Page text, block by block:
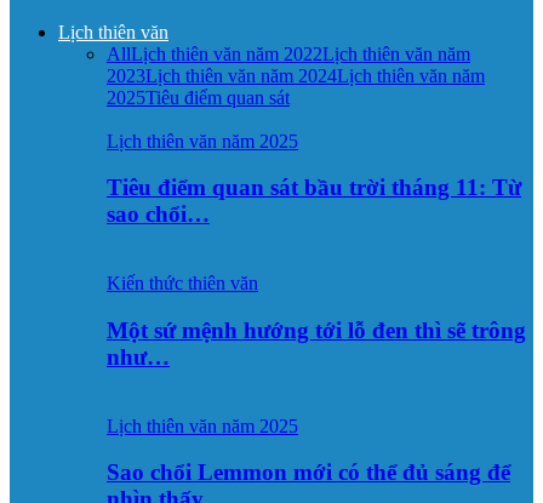
Lịch thiên văn
AllLịch thiên văn năm 2022Lịch thiên văn năm
2023Lịch thiên văn năm 2024Lịch thiên văn năm
2025Tiêu điểm quan sát
Lịch thiên văn năm 2025
Tiêu điểm quan sát bầu trời tháng 11: Từ
sao chổi…
Kiến thức thiên văn
Một sứ mệnh hướng tới lỗ đen thì sẽ trông
như…
Lịch thiên văn năm 2025
Sao chổi Lemmon mới có thể đủ sáng để